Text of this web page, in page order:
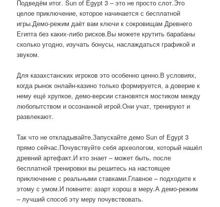
Подведём итог. Sun of Egypt 3 – это не просто слот.Это
целое приключение, которое начинается с бесплатной
игры.Демо-режим даёт вам ключи к сокровищам Древнего
Египта без каких-либо рисков.Вы можете крутить барабаны
сколько угодно, изучать бонусы, наслаждаться графикой и
звуком.
Для казахстанских игроков это особенно ценно.В условиях,
когда рынок онлайн-казино только формируется, а доверие к
нему ещё хрупкое, демо-версии становятся мостиком между
любопытством и осознанной игрой.Они учат, тренируют и
развлекают.
Так что не откладывайте.Запускайте демо Sun of Egypt 3
прямо сейчас.Почувствуйте себя археологом, который нашёл
древний артефакт.И кто знает – может быть, после
бесплатной тренировки вы решитесь на настоящее
приключение с реальными ставками.Главное – подходите к
этому с умом.И помните: азарт хорош в меру.А демо-режим
– лучший способ эту меру почувствовать.